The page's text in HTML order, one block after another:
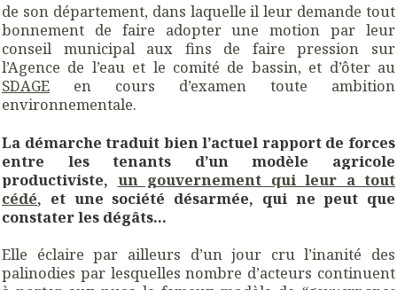
de son département, dans laquelle il leur demande tout
bonnement de faire adopter une motion par leur
conseil municipal aux fins de faire pression sur
l’Agence de l’eau et le comité de bassin, et d’ôter au
SDAGE en cours d’examen toute ambition
environnementale.
La démarche traduit bien l’actuel rapport de forces
entre les tenants d’un modèle agricole
productiviste, un gouvernement qui leur a tout
cédé, et une société désarmée, qui ne peut que
constater les dégâts…
Elle éclaire par ailleurs d’un jour cru l’inanité des
palinodies par lesquelles nombre d’acteurs continuent